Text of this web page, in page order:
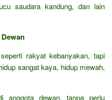
saudara kandung, dan lain
rakyat kebanyakan, tapi
sangat kaya, hidup mewah,
anggota dewan, tanpa perlu